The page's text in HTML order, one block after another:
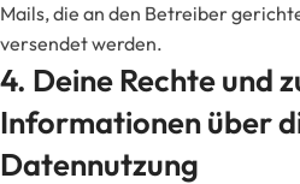
Mails, die an den Betreiber
versendet werden.
4. Deine Rechte und
Informationen über
Datennutzung